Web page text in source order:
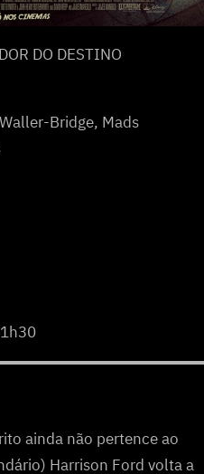
DO DESTINO
Bridge, Mads
ainda não pertence ao
Harrison Ford volta a